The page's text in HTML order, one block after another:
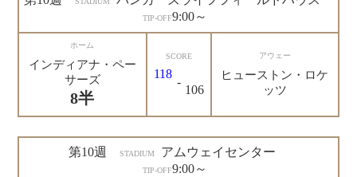
TIP-OFF9:00～
ホーム
インディアナ・ペー
サーズ
8半
SCORE
118
-
106
アウェー
ヒューストン・ロケ
ッツ
第10週 STADIUM アムウェイセンター
TIP-OFF9:00～